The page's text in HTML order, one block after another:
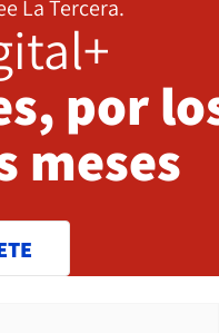
La Tercera.
por
meses